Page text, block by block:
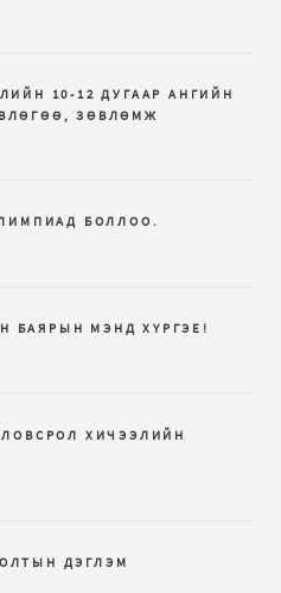
10-12 ДУГААР АНГИЙН
ЗӨВЛӨМЖ
БОЛЛОО.
БАЯРЫН МЭНД ХҮРГЭЕ!
ХИЧЭЭЛИЙН
ДЭГЛЭМ